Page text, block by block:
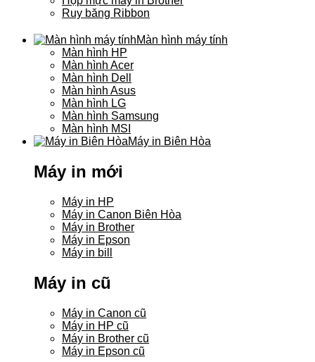
Ruy băng Ribbon
Màn hình máy tính
Màn hình HP
Màn hình Acer
Màn hình Dell
Màn hình Asus
Màn hình LG
Màn hình Samsung
Màn hình MSI
Máy in Biên Hòa
Máy in mới
Máy in HP
Máy in Canon Biên Hòa
Máy in Brother
Máy in Epson
Máy in bill
Máy in cũ
Máy in Canon cũ
Máy in HP cũ
Máy in Brother cũ
Máy in Epson cũ